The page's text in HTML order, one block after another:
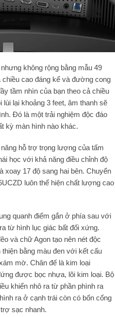
không rộng bằng mẫu 49
cao đáng kể và đường cong
tầm nhìn của bạn theo cả chiều
lùi lại khoảng 3 feet, âm thanh sẽ
Đó là một trải nghiệm độc đáo
kỳ màn hình nào khác.
hỗ trợ trọng lượng của tấm
học với khả năng điều chỉnh độ
xoay 17 độ sang hai bên. Chuyển
luôn thể hiện chất lượng cao
quanh điểm gắn ở phía sau với
từ hình lục giác bất đối xứng.
và chữ Agon tạo nên nét độc
bằng màu đen với kết cấu
mờ. Chân đế là kim loại
được bọc nhựa, lõi kim loại. Bộ
khiển nhô ra từ phần phình ra
ra ở cạnh trái còn có bốn cổng
sạc nhanh.